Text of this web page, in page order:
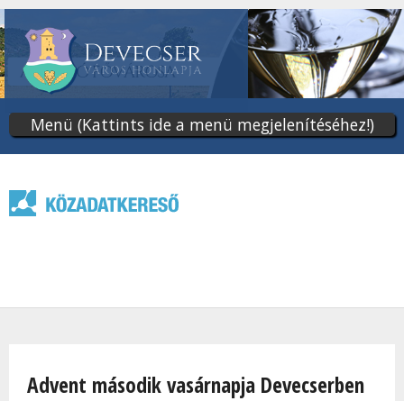
tartalomra
Menü (Kattints ide a menü megjelenítéséhez!)
Advent második vasárnapja Devecserben